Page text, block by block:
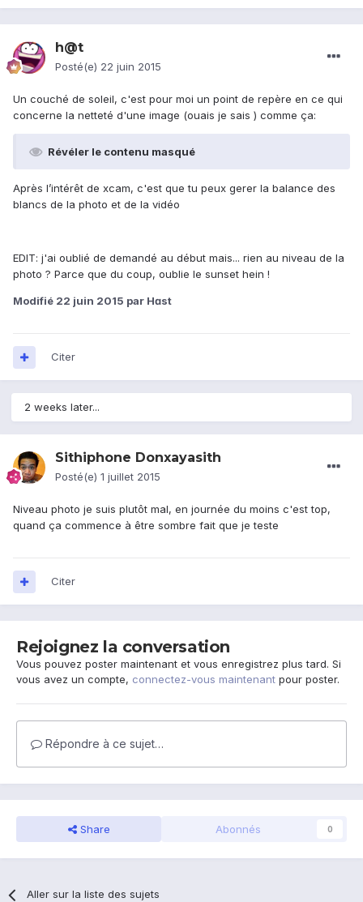
h@t
Posté(e) 22 juin 2015
Un couché de soleil, c'est pour moi un point de repère en ce qui
concerne la netteté d'une image (ouais je sais ) comme ça:
Révéler le contenu masqué
Après l’intérêt de xcam, c'est que tu peux gerer la balance des
blancs de la photo et de la vidéo
EDIT: j'ai oublié de demandé au début mais... rien au niveau de la
photo ? Parce que du coup, oublie le sunset hein !
Modifié 22 juin 2015 par Hɑst
Citer
2 weeks later...
Sithiphone Donxayasith
Posté(e) 1 juillet 2015
Niveau photo je suis plutôt mal, en journée du moins c'est top,
quand ça commence à être sombre fait que je teste
Citer
Rejoignez la conversation
Vous pouvez poster maintenant et vous enregistrez plus tard. Si
vous avez un compte, connectez-vous maintenant pour poster.
Répondre à ce sujet…
Share Abonnés 0
Aller sur la liste des sujets